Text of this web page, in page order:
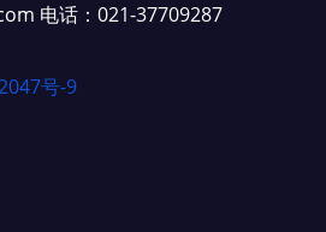
电话：021-37709287
号-9